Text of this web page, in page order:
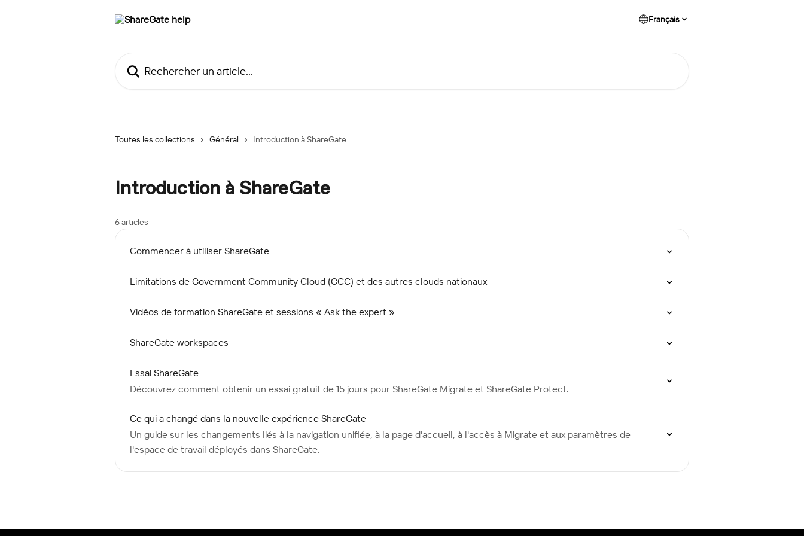
Français
Toutes les collections Général Introduction à ShareGate
Introduction à ShareGate
6 articles
Commencer à utiliser ShareGate
Limitations de Government Community Cloud (GCC) et des autres clouds nationaux
Vidéos de formation ShareGate et sessions « Ask the expert »
ShareGate workspaces
Essai ShareGate
Découvrez comment obtenir un essai gratuit de 15 jours pour ShareGate Migrate et ShareGate Protect.
Ce qui a changé dans la nouvelle expérience ShareGate
Un guide sur les changements liés à la navigation unifiée, à la page d'accueil, à l'accès à Migrate et aux paramètres de
l'espace de travail déployés dans ShareGate.